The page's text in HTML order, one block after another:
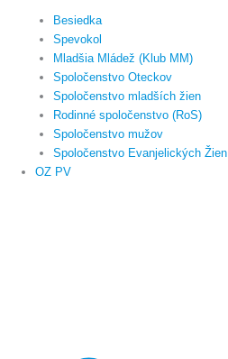
Besiedka
Spevokol
Mladšia Mládež (Klub MM)
Spoločenstvo Oteckov
Spoločenstvo mladších žien
Rodinné spoločenstvo (RoS)
Spoločenstvo mužov
Spoločenstvo Evanjelických Žien
OZ PV